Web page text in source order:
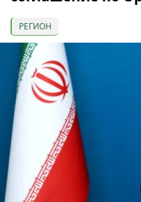
РЕГИОН